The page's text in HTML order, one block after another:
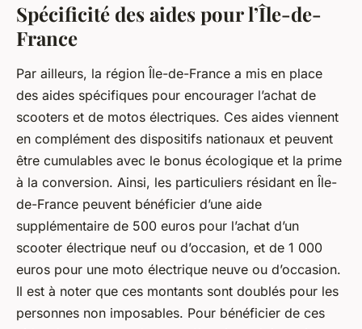
Spécificité des aides pour l’Île-de-
France
Par ailleurs, la région Île-de-France a mis en place
des aides spécifiques pour encourager l’achat de
scooters et de motos électriques. Ces aides viennent
en complément des dispositifs nationaux et peuvent
être cumulables avec le bonus écologique et la prime
à la conversion. Ainsi, les particuliers résidant en Île-
de-France peuvent bénéficier d’une aide
supplémentaire de 500 euros pour l’achat d’un
scooter électrique neuf ou d’occasion, et de 1 000
euros pour une moto électrique neuve ou d’occasion.
Il est à noter que ces montants sont doublés pour les
personnes non imposables. Pour bénéficier de ces